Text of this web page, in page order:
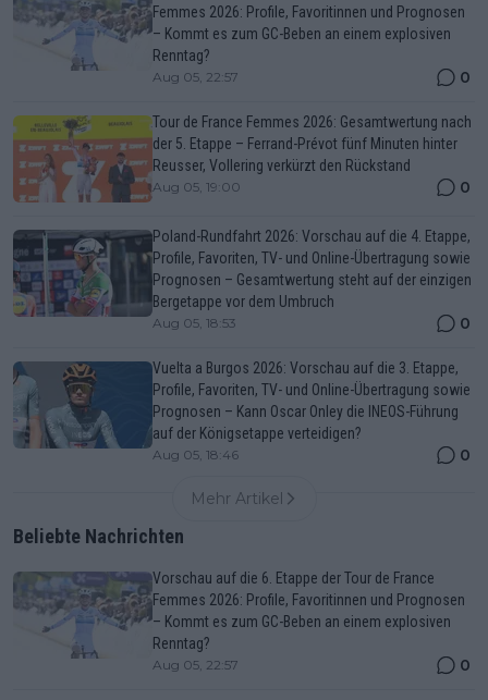
Femmes 2026: Profile, Favoritinnen und Prognosen
– Kommt es zum GC-Beben an einem explosiven
Renntag?
Aug 05, 22:57 0
Tour de France Femmes 2026: Gesamtwertung nach
der 5. Etappe – Ferrand-Prévot fünf Minuten hinter
Reusser, Vollering verkürzt den Rückstand
Aug 05, 19:00 0
Poland-Rundfahrt 2026: Vorschau auf die 4. Etappe,
Profile, Favoriten, TV- und Online-Übertragung sowie
Prognosen – Gesamtwertung steht auf der einzigen
Bergetappe vor dem Umbruch
Aug 05, 18:53 0
Vuelta a Burgos 2026: Vorschau auf die 3. Etappe,
Profile, Favoriten, TV- und Online-Übertragung sowie
Prognosen – Kann Oscar Onley die INEOS-Führung
auf der Königsetappe verteidigen?
Aug 05, 18:46 0
Mehr Artikel
Beliebte Nachrichten
Vorschau auf die 6. Etappe der Tour de France
Femmes 2026: Profile, Favoritinnen und Prognosen
– Kommt es zum GC-Beben an einem explosiven
Renntag?
Aug 05, 22:57 0